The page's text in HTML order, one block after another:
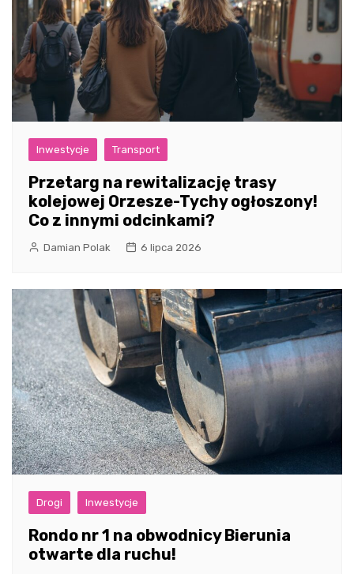
Inwestycje Transport
Przetarg na rewitalizację trasy
kolejowej Orzesze-Tychy ogłoszony!
Co z innymi odcinkami?
Damian Polak 6 lipca 2026
Drogi Inwestycje
Rondo nr 1 na obwodnicy Bierunia
otwarte dla ruchu!